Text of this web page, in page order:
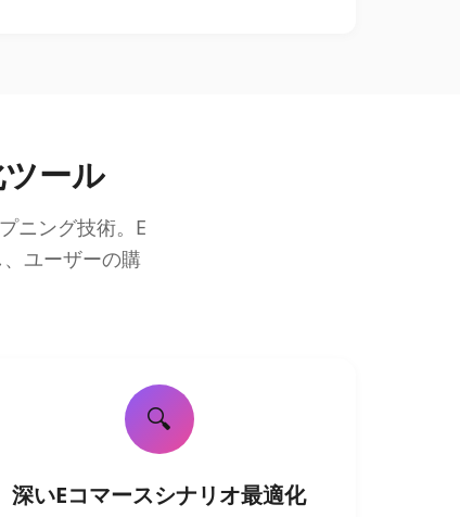
ール
ニング技術。E
ユーザーの購
🔍
深いEコマースシナリオ最適化